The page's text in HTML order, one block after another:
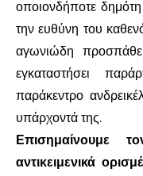
οποιονδήποτε
την ευθύνη του
αγωνιώδη
εγκαταστήσει
παράκεντρο
υπάρχοντά της.
Επισημαίνουμε
αντικειμενικά